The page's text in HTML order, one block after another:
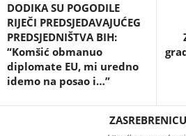
DODIKA SU POGODILE
RIJEČI PREDSJEDAVAJUĆEG
PREDSJEDNIŠTVA BIH:
“Komšić obmanuo
diplomate EU, mi uredno
idemo na posao i…”